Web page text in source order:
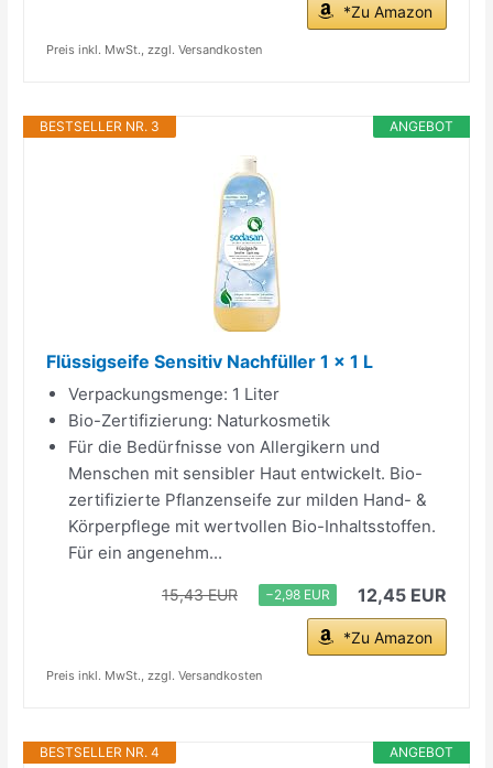
*Zu Amazon
Preis inkl. MwSt., zzgl. Versandkosten
ANGEBOT
BESTSELLER NR. 3
Flüssigseife Sensitiv Nachfüller 1 x 1 L
Verpackungsmenge: 1 Liter
Bio-Zertifizierung: Naturkosmetik
Für die Bedürfnisse von Allergikern und
Menschen mit sensibler Haut entwickelt. Bio-
zertifizierte Pflanzenseife zur milden Hand- &
Körperpflege mit wertvollen Bio-Inhaltsstoffen.
Für ein angenehm...
15,43 EUR −2,98 EUR 12,45 EUR
*Zu Amazon
Preis inkl. MwSt., zzgl. Versandkosten
ANGEBOT
BESTSELLER NR. 4